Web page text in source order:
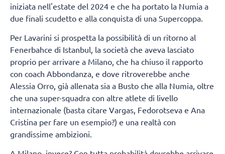
iniziata nell'estate del 2024 e che ha portato la Numia a
due finali scudetto e alla conquista di una Supercoppa.
Per Lavarini si prospetta la possibilità di un ritorno al
Fenerbahce di Istanbul, la società che aveva lasciato
proprio per arrivare a Milano, che ha chiuso il rapporto
con coach Abbondanza, e dove ritroverebbe anche
Alessia Orro, già allenata sia a Busto che alla Numia, oltre
che una super-squadra con altre atlete di livello
internazionale (basta citare Vargas, Fedorotseva e Ana
Cristina per fare un esempio?) e una realtà con
grandissime ambizioni.